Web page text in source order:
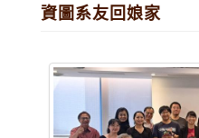
資圖系友回娘家